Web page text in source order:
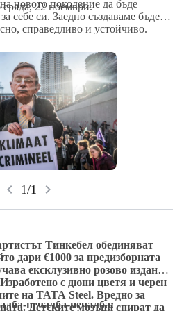
сряда, 22 ноември.
новото поколение да бъде
себе си. Заедно създаваме бъдеще
справедливо и устойчиво.
разликата. Така, на 6
новият Народен събор ще бъде
ще се чуе гласът на новото
история!
chevron_left 1/1 chevron_right
Тинкебел обединяват
дари €1000 за предизборната
ексклузивно розово издание
с дюни цветя и черен
на TATA Steel. Вредно за
Детските мозъци спират да
печалба-печалба: